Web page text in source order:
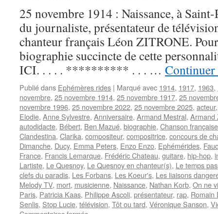
25 novembre 1914 : Naissance, à
du journaliste, présentateur de
chanteur français Léon ZITRONE.
biographie succincte de cette
ICI. . . . . ********** . . . …
Publié dans Ephémères rides | Marqué avec 1914, 1917, 1963,
novembre, 25 novembre 1914, 25 novembre 1917, 25
novembre 1996, 25 novembre 2022, 25 novembre 2025, acteur
Elodie, Anne Sylvestre, Anniversaire, Armand Mestral, Armand
autodidacte, Bébert, Ben Mazué, biographie, Chanson française
Clandestina, Clarika, compositeur, compositrice, concours de
Dimanche, Ducy, Emma Peters, Enzo Enzo, Ephémérides,
France, Francis Lemarque, Frédéric Chateau, guitare, hip-hop,
Lartiste, Le Quesnoy, Le Quesnoy en chanteur(s), Le temps
clefs du paradis, Les Forbans, Les Koeur's, Les liaisons
Melody TV, mort, musicienne, Naissance, Nathan Korb, On ne
Paris, Patricia Kaas, Philippe Ascoli, présentateur, rap, Romain
Senlis, Stop Lucie, télévision, Tôt ou tard, Véronique Sanson,